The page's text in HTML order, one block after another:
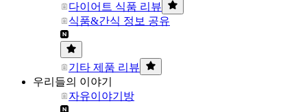
다이어트 식품 리뷰
식품&간식 정보 공유
기타 제품 리뷰
우리들의 이야기
자유이야기방